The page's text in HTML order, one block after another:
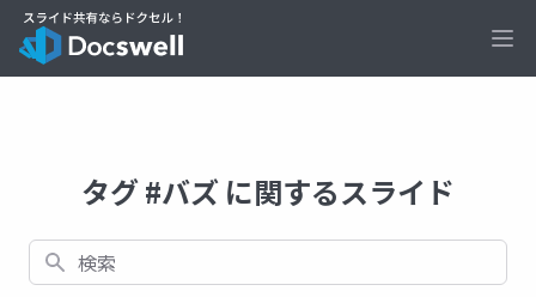
タグ #バズ に関するスライド
検索